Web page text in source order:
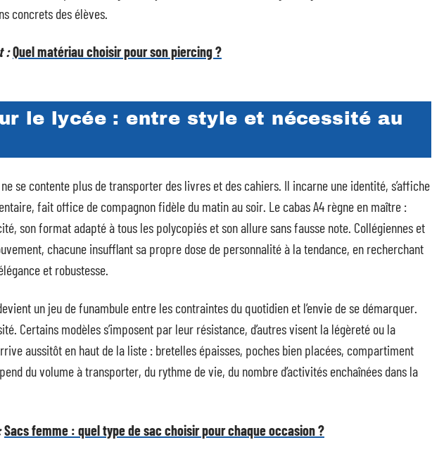
concrets des élèves.
:Quel matériau choisir pour son piercing ?
le lycée : entre style et nécessité au
se contente plus de transporter des livres et des cahiers. Il incarne une identité, s’affiche
fait office de compagnon fidèle du matin au soir. Le cabas A4 règne en maître :
son format adapté à tous les polycopiés et son allure sans fausse note. Collégiennes et
chacune insufflant sa propre dose de personnalité à la tendance, en recherchant
et robustesse.
un jeu de funambule entre les contraintes du quotidien et l’envie de se démarquer.
Certains modèles s’imposent par leur résistance, d’autres visent la légèreté ou la
aussitôt en haut de la liste : bretelles épaisses, poches bien placées, compartiment
du volume à transporter, du rythme de vie, du nombre d’activités enchaînées dans la
Sacs femme : quel type de sac choisir pour chaque occasion ?